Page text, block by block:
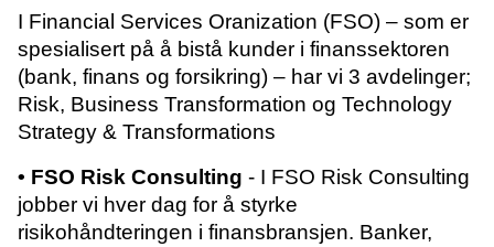
I Financial Services Oranization (FSO) – som er
spesialisert på å bistå kunder i finanssektoren
(bank, finans og forsikring) – har vi 3 avdelinger;
Risk, Business Transformation og Technology
Strategy & Transformations
• FSO Risk Consulting - I FSO Risk Consulting
jobber vi hver dag for å styrke
risikohåndteringen i finansbransjen. Banker,